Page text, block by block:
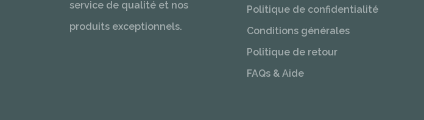
service de qualité et nos
produits exceptionnels.
Politique de confidentialité
Conditions générales
Politique de retour
FAQs & Aide